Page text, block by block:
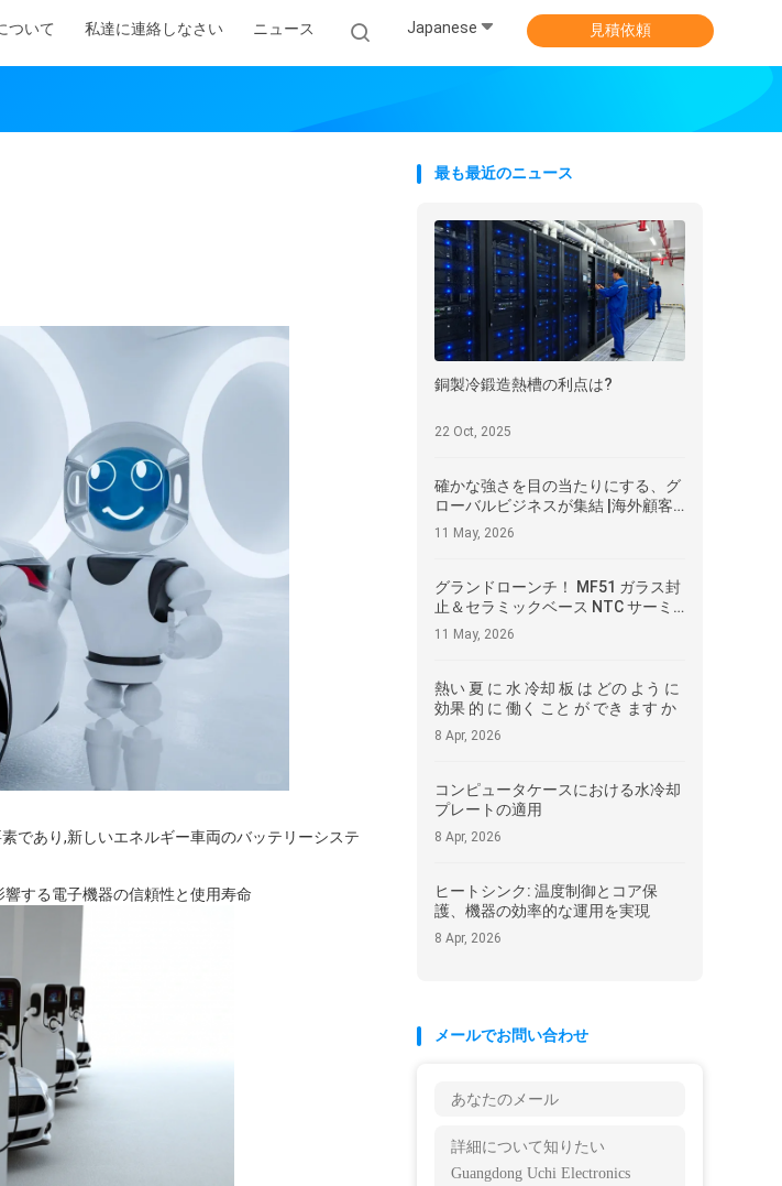
ついて 私達に連絡しなさい ニュース Japanese 見積依頼
であり,新しいエネルギー車両のバッテリーシステ
する電子機器の信頼性と使用寿命
最も最近のニュース
銅製冷鍛造熱槽の利点は?
22 Oct, 2025
確かな強さを目の当たりにする、グ
ローバルビジネスが集結 |海外顧客
が広東内電子を訪問、国際協力の新
たな青写真を描く
11 May, 2026
グランドローンチ！ MF51 ガラス封
止＆セラミックベース NTC サーミ
スタ、国産技術のコアブレークスル
11 May, 2026
熱い 夏 に 水 冷却 板 は どの よう に
効果 的 に 働く こと が でき ます か
8 Apr, 2026
コンピュータケースにおける水冷却
プレートの適用
8 Apr, 2026
ヒートシンク: 温度制御とコア保
護、機器の効率的な運用を実現
8 Apr, 2026
メールでお問い合わせ